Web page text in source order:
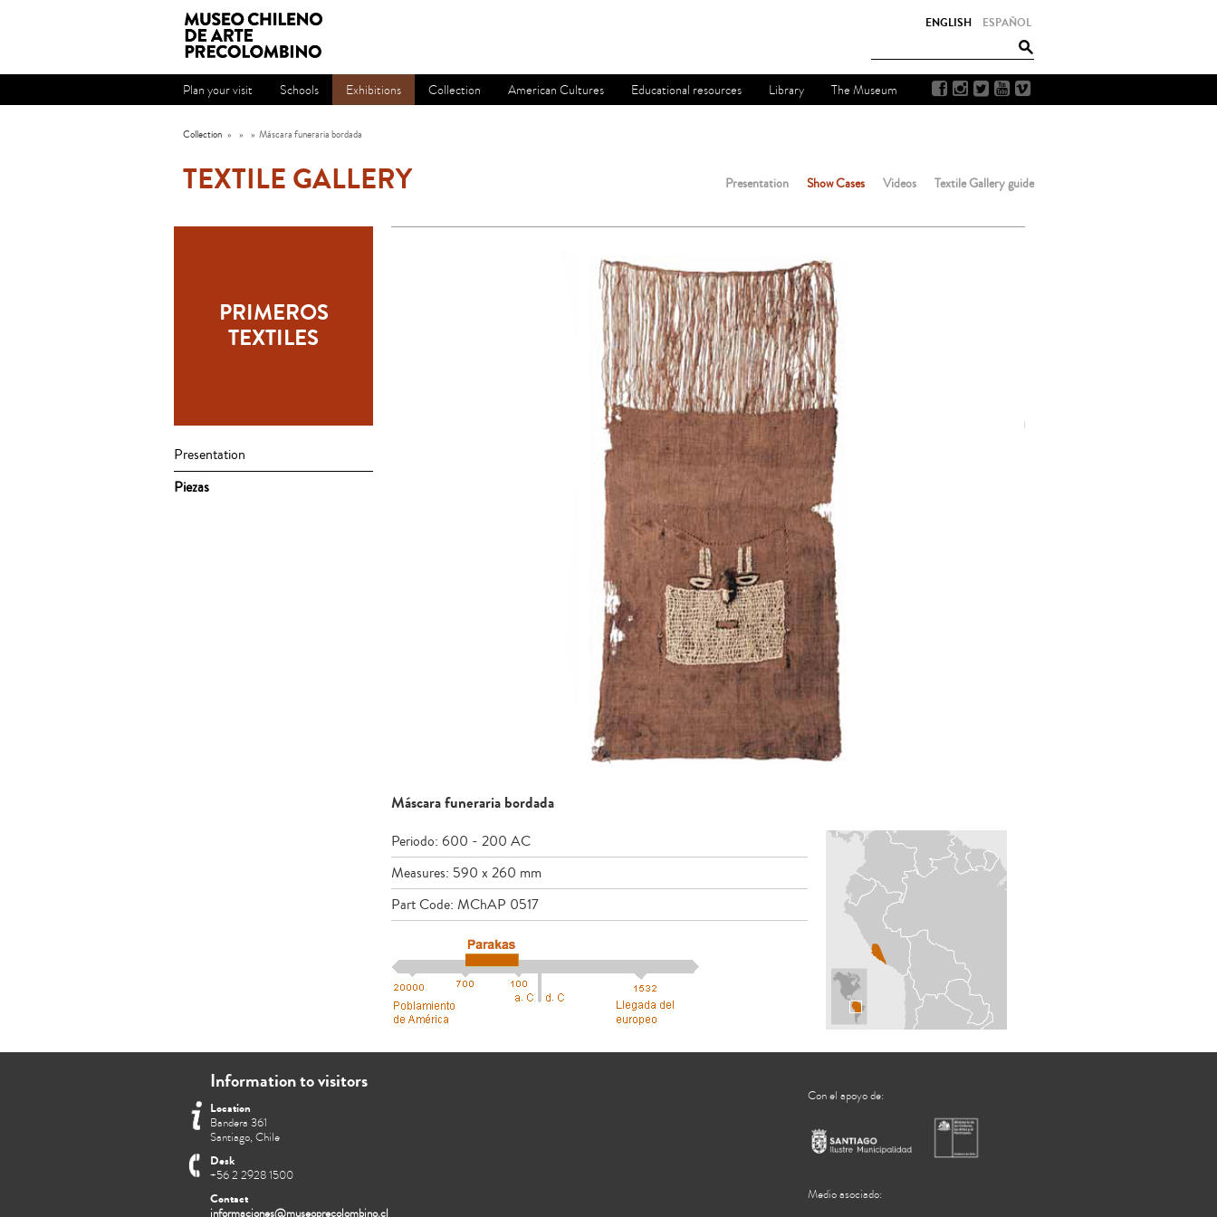
ESPAÑOL
ENGLISH
Plan your visit Schools Exhibitions Collection American Cultures Educational resources Library The Museum
Collection » » » Máscara funeraria bordada
Presentation Show Cases Videos Textile Gallery guide
TEXTILE GALLERY
PRIMEROS
TEXTILES
Presentation
Piezas
Máscara funeraria bordada
Periodo: 600 - 200 AC
Measures: 590 x 260 mm
Part Code: MChAP 0517
Information to visitors
Location
Bandera 361
Santiago, Chile
Desk
+56 2 2928 1500
Contact
informaciones@museoprecolombino.cl
Con el apoyo de:
Medio asociado: